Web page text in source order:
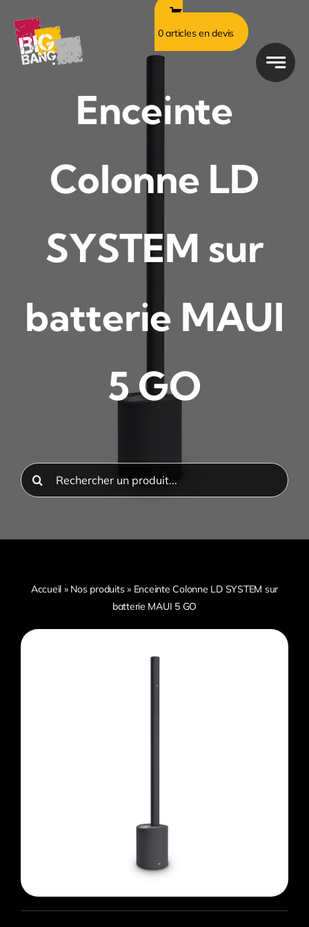
contenu
0 articles en devis
Enceinte
Colonne LD
SYSTEM sur
batterie MAUI
5 GO
Rechercher:
Accueil » Nos produits» Enceinte Colonne LD SYSTEM sur
batterie MAUI 5 GO